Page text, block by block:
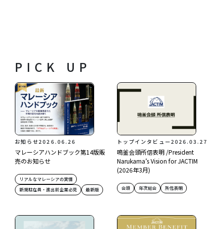
PICK UP
お知らせ2026.06.26
マレーシアハンドブック第14版販
売のお知らせ
リアルなマレーシアの実情
新規駐在員・進出前企業必見
最新版
トップインタビュー2026.03.27
鳴釜会頭所信表明 /President
Narukama’s Vision for JACTIM
(2026年3月)
会頭 年次総会 所信表明